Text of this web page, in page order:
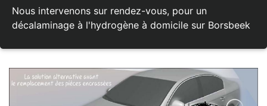
Nous intervenons sur rendez-vous, pour un
décalaminage à l'hydrogène à domicile sur Borsbeek